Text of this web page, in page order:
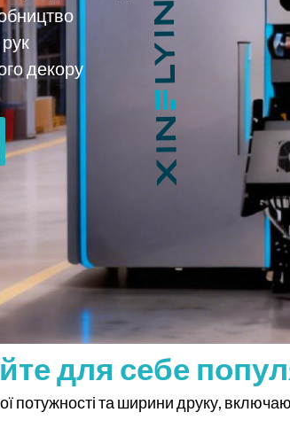
декору
для себе
потужності та ширини друку,